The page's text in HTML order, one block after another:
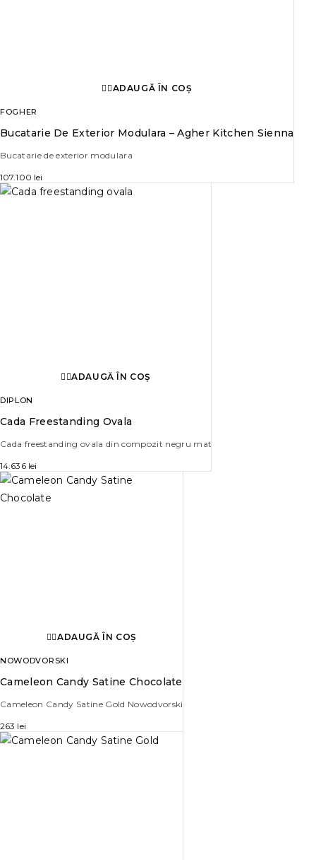
ADAUGĂ ÎN COȘ
FOGHER
Bucatarie De Exterior Modulara – Agher Kitchen Sienna
Bucatarie de exterior modulara
107.100 lei
ADAUGĂ ÎN COȘ
DIPLON
Cada Freestanding Ovala
Cada freestanding ovala din compozit negru mat
14.636 lei
ADAUGĂ ÎN COȘ
NOWODVORSKI
Cameleon Candy Satine Chocolate
Cameleon Candy Satine Gold Nowodvorski
263 lei